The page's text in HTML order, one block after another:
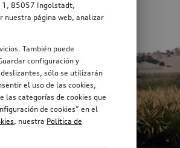
1, 85057 Ingolstadt,
nuestra página web, analizar
También puede
configuración y
sólo se utilizarán
el uso de las cookies,
las categorías de cookies que
de cookies” en el
, nuestra Política de